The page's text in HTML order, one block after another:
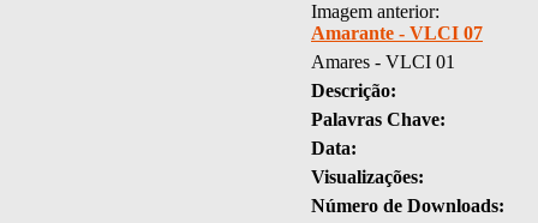
Imagem anterior:
Amarante - VLCI 07
Amares - VLCI 01
Descrição:
Palavras Chave:
Data:
Visualizações:
Número de Downloads: